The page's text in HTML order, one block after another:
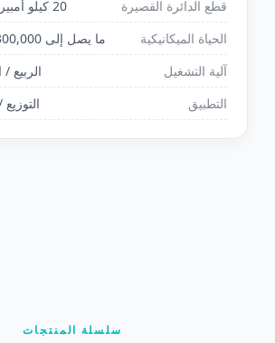
قطع الدائرة القصيرة
20 كيلو أمبير – 50 كيلو أمبير
الحياة الميكانيكية
ما يصل إلى 300,000 عملية (LZND)
آلية التشغيل
الربيع /
التطبيق
سلسلة المنتجات